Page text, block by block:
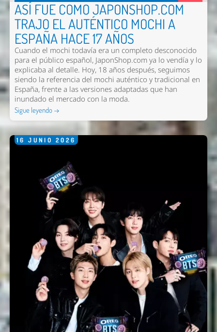
ASÍ FUE COMO JAPONSHOP.COM
TRAJO EL AUTÉNTICO MOCHI A
ESPAÑA HACE 17 AÑOS
Cuando el mochi todavía era un completo desconocido
para el público español, JaponShop.com ya lo vendía y lo
explicaba al detalle. Hoy, 18 años después, seguimos
siendo la referencia del mochi auténtico y tradicional en
España, frente a las versiones adaptadas que han
inundado el mercado con la moda.
Sigue leyendo →
16 JUNIO 2026
Enviar